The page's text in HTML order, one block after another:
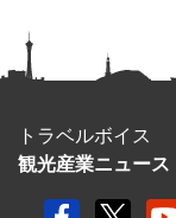
トラベルボイス
観光産業ニュース